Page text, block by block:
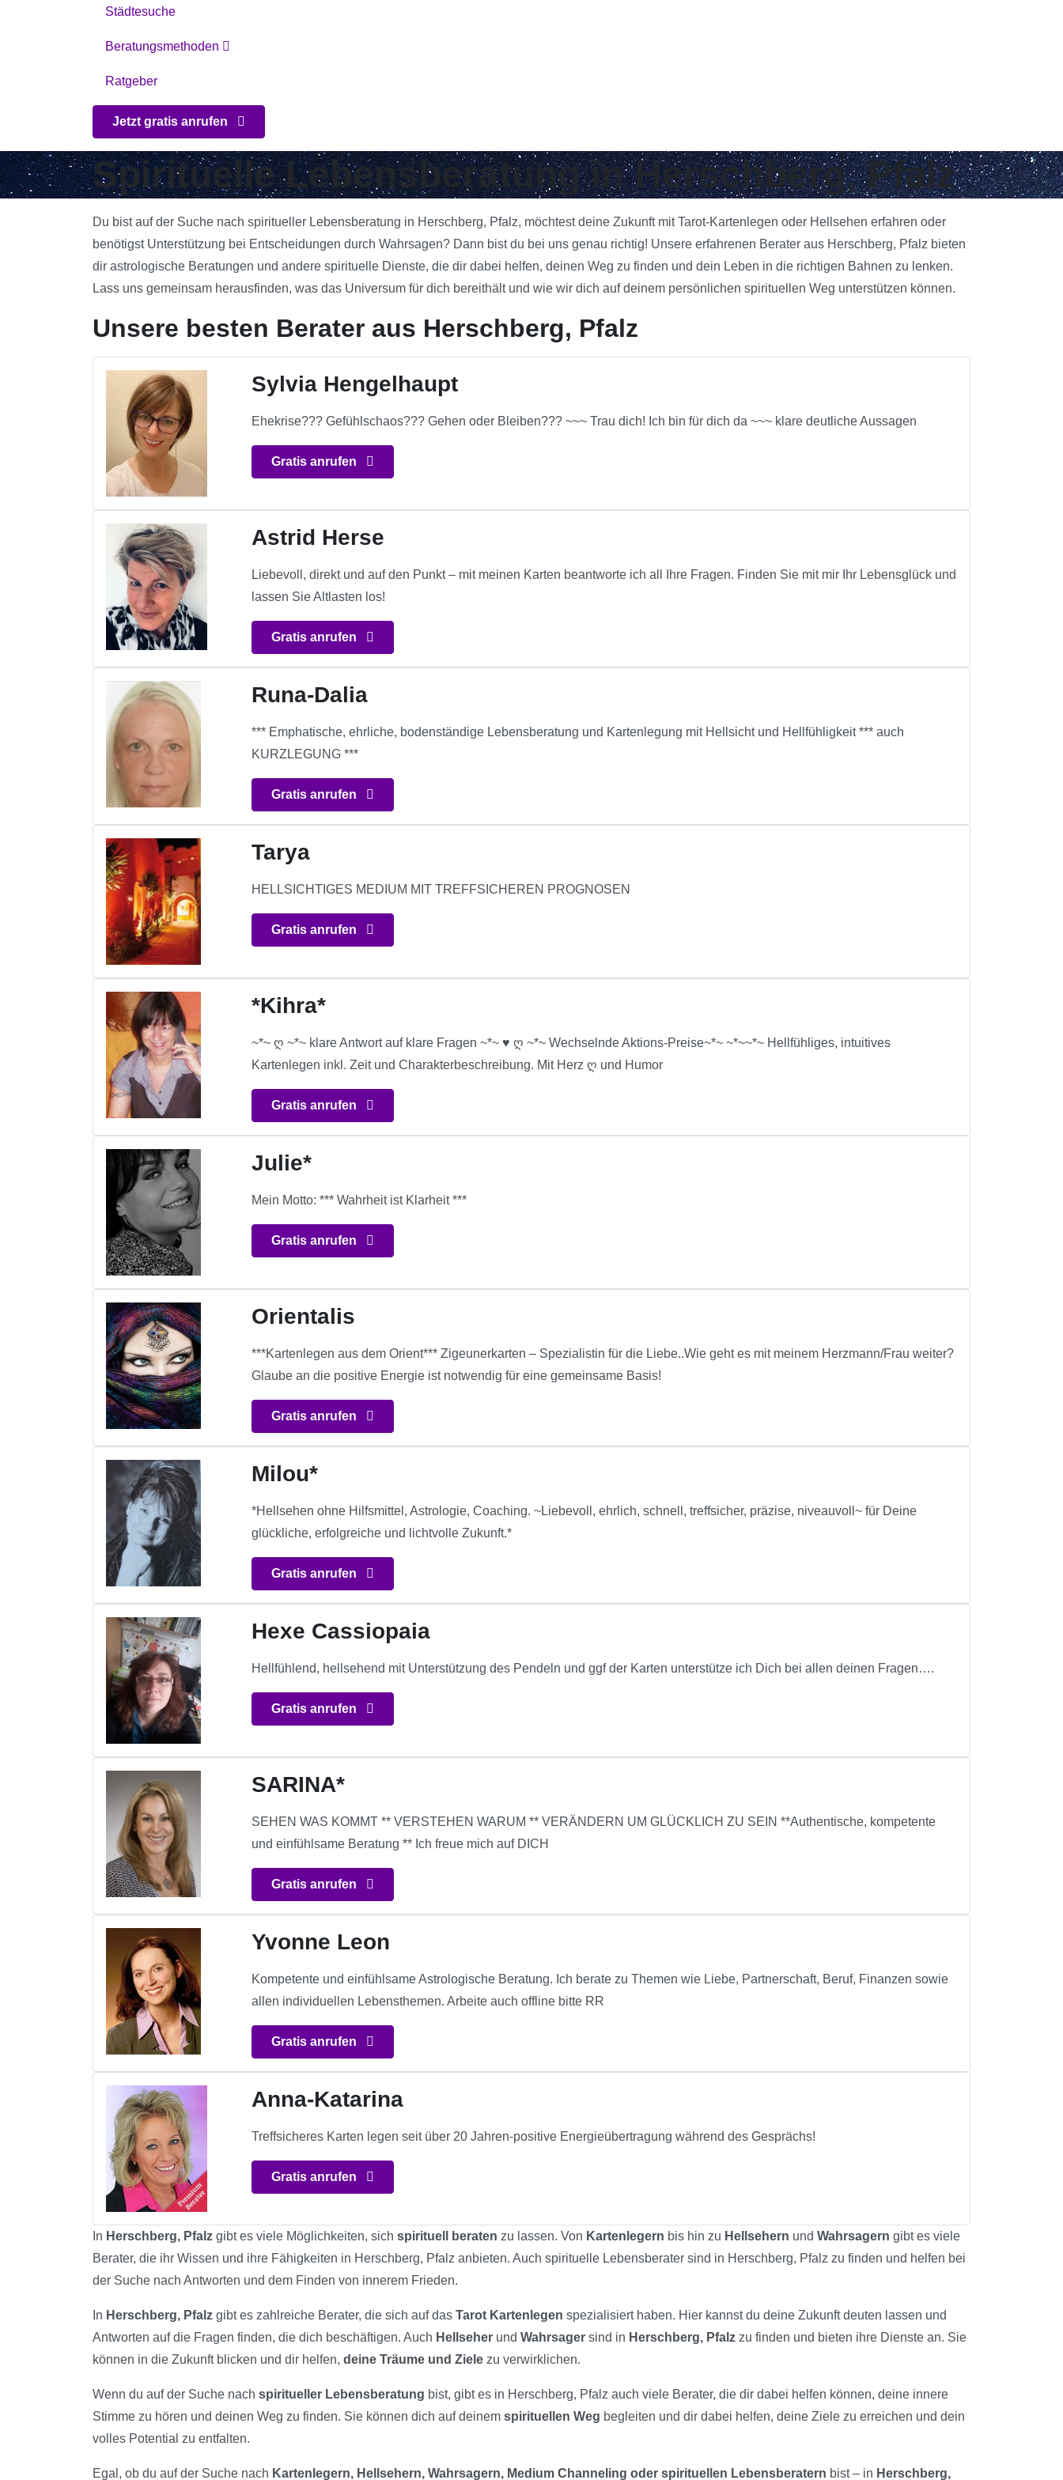
Städtesuche
Beratungsmethoden
Ratgeber
Jetzt gratis anrufen
Spirituelle Lebensberatung in Herschberg, Pfalz
Du bist auf der Suche nach spiritueller Lebensberatung in Herschberg, Pfalz, möchtest deine Zukunft mit Tarot-Kartenlegen oder Hellsehen erfahren oder
benötigst Unterstützung bei Entscheidungen durch Wahrsagen? Dann bist du bei uns genau richtig! Unsere erfahrenen Berater aus Herschberg, Pfalz bieten
dir astrologische Beratungen und andere spirituelle Dienste, die dir dabei helfen, deinen Weg zu finden und dein Leben in die richtigen Bahnen zu lenken.
Lass uns gemeinsam herausfinden, was das Universum für dich bereithält und wie wir dich auf deinem persönlichen spirituellen Weg unterstützen können.
Unsere besten Berater aus Herschberg, Pfalz
Sylvia Hengelhaupt
Ehekrise??? Gefühlschaos??? Gehen oder Bleiben??? ~~~ Trau dich! Ich bin für dich da ~~~ klare deutliche Aussagen
Gratis anrufen
Astrid Herse
Liebevoll, direkt und auf den Punkt – mit meinen Karten beantworte ich all Ihre Fragen. Finden Sie mit mir Ihr Lebensglück und
lassen Sie Altlasten los!
Gratis anrufen
Runa-Dalia
*** Emphatische, ehrliche, bodenständige Lebensberatung und Kartenlegung mit Hellsicht und Hellfühligkeit *** auch
KURZLEGUNG ***
Gratis anrufen
Tarya
HELLSICHTIGES MEDIUM MIT TREFFSICHEREN PROGNOSEN
Gratis anrufen
*Kihra*
~*~ ღ ~*~ klare Antwort auf klare Fragen ~*~ ♥ ღ ~*~ Wechselnde Aktions-Preise~*~ ~*~~*~ Hellfühliges, intuitives
Kartenlegen inkl. Zeit und Charakterbeschreibung. Mit Herz ღ und Humor
Gratis anrufen
Julie*
Mein Motto: *** Wahrheit ist Klarheit ***
Gratis anrufen
Orientalis
***Kartenlegen aus dem Orient*** Zigeunerkarten – Spezialistin für die Liebe..Wie geht es mit meinem Herzmann/Frau weiter?
Glaube an die positive Energie ist notwendig für eine gemeinsame Basis!
Gratis anrufen
Milou*
*Hellsehen ohne Hilfsmittel, Astrologie, Coaching. ~Liebevoll, ehrlich, schnell, treffsicher, präzise, niveauvoll~ für Deine
glückliche, erfolgreiche und lichtvolle Zukunft.*
Gratis anrufen
Hexe Cassiopaia
Hellfühlend, hellsehend mit Unterstützung des Pendeln und ggf der Karten unterstütze ich Dich bei allen deinen Fragen….
Gratis anrufen
SARINA*
SEHEN WAS KOMMT ** VERSTEHEN WARUM ** VERÄNDERN UM GLÜCKLICH ZU SEIN **Authentische, kompetente
und einfühlsame Beratung ** Ich freue mich auf DICH
Gratis anrufen
Yvonne Leon
Kompetente und einfühlsame Astrologische Beratung. Ich berate zu Themen wie Liebe, Partnerschaft, Beruf, Finanzen sowie
allen individuellen Lebensthemen. Arbeite auch offline bitte RR
Gratis anrufen
Anna-Katarina
Treffsicheres Karten legen seit über 20 Jahren-positive Energieübertragung während des Gesprächs!
Gratis anrufen
In Herschberg, Pfalz gibt es viele Möglichkeiten, sich spirituell beraten zu lassen. Von Kartenlegern bis hin zu Hellsehern und Wahrsagern gibt es viele
Berater, die ihr Wissen und ihre Fähigkeiten in Herschberg, Pfalz anbieten. Auch spirituelle Lebensberater sind in Herschberg, Pfalz zu finden und helfen bei
der Suche nach Antworten und dem Finden von innerem Frieden.
In Herschberg, Pfalz gibt es zahlreiche Berater, die sich auf das Tarot Kartenlegen spezialisiert haben. Hier kannst du deine Zukunft deuten lassen und
Antworten auf die Fragen finden, die dich beschäftigen. Auch Hellseher und Wahrsager sind in Herschberg, Pfalz zu finden und bieten ihre Dienste an. Sie
können in die Zukunft blicken und dir helfen, deine Träume und Ziele zu verwirklichen.
Wenn du auf der Suche nach spiritueller Lebensberatung bist, gibt es in Herschberg, Pfalz auch viele Berater, die dir dabei helfen können, deine innere
Stimme zu hören und deinen Weg zu finden. Sie können dich auf deinem spirituellen Weg begleiten und dir dabei helfen, deine Ziele zu erreichen und dein
volles Potential zu entfalten.
Egal, ob du auf der Suche nach Kartenlegern, Hellsehern, Wahrsagern, Medium Channeling oder spirituellen Lebensberatern bist – in Herschberg,